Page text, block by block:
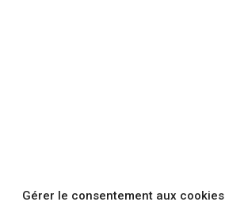
Gérer le consentement aux cookies